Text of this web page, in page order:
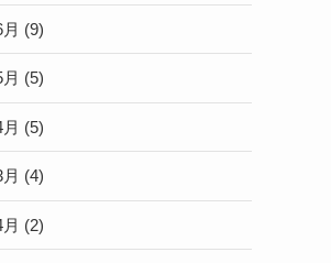
(9)
(5)
(5)
(4)
(2)